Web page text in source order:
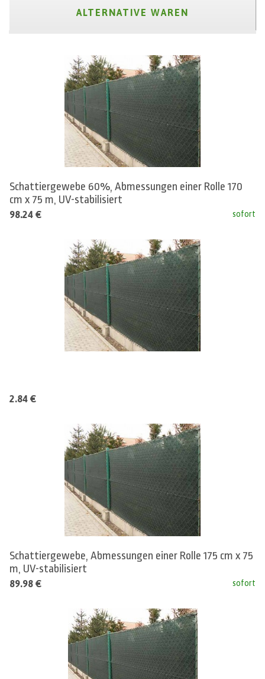
ALTERNATIVE WAREN
Schattiergewebe 60%, Abmessungen einer Rolle 170
cm x 75 m, UV-stabilisiert
98.24 € sofort
2.84 €
Schattiergewebe, Abmessungen einer Rolle 175 cm x 75
m, UV-stabilisiert
89.98 € sofort